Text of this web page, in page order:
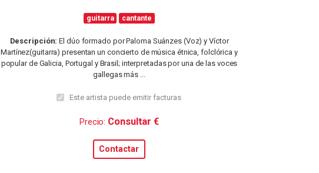
guitarra cantante
Descripción: El dúo formado por Paloma Suánzes (Voz) y Víctor
Martínez(guitarra) presentan un concierto de música étnica, folclórica y
popular de Galicia, Portugal y Brasil; interpretadas por una de las voces
gallegas más ...
Este artista puede emitir facturas
Precio: Consultar €
Contactar